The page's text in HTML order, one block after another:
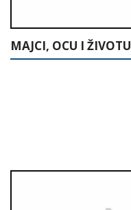
MAJCI, OCU I ŽIVOTU